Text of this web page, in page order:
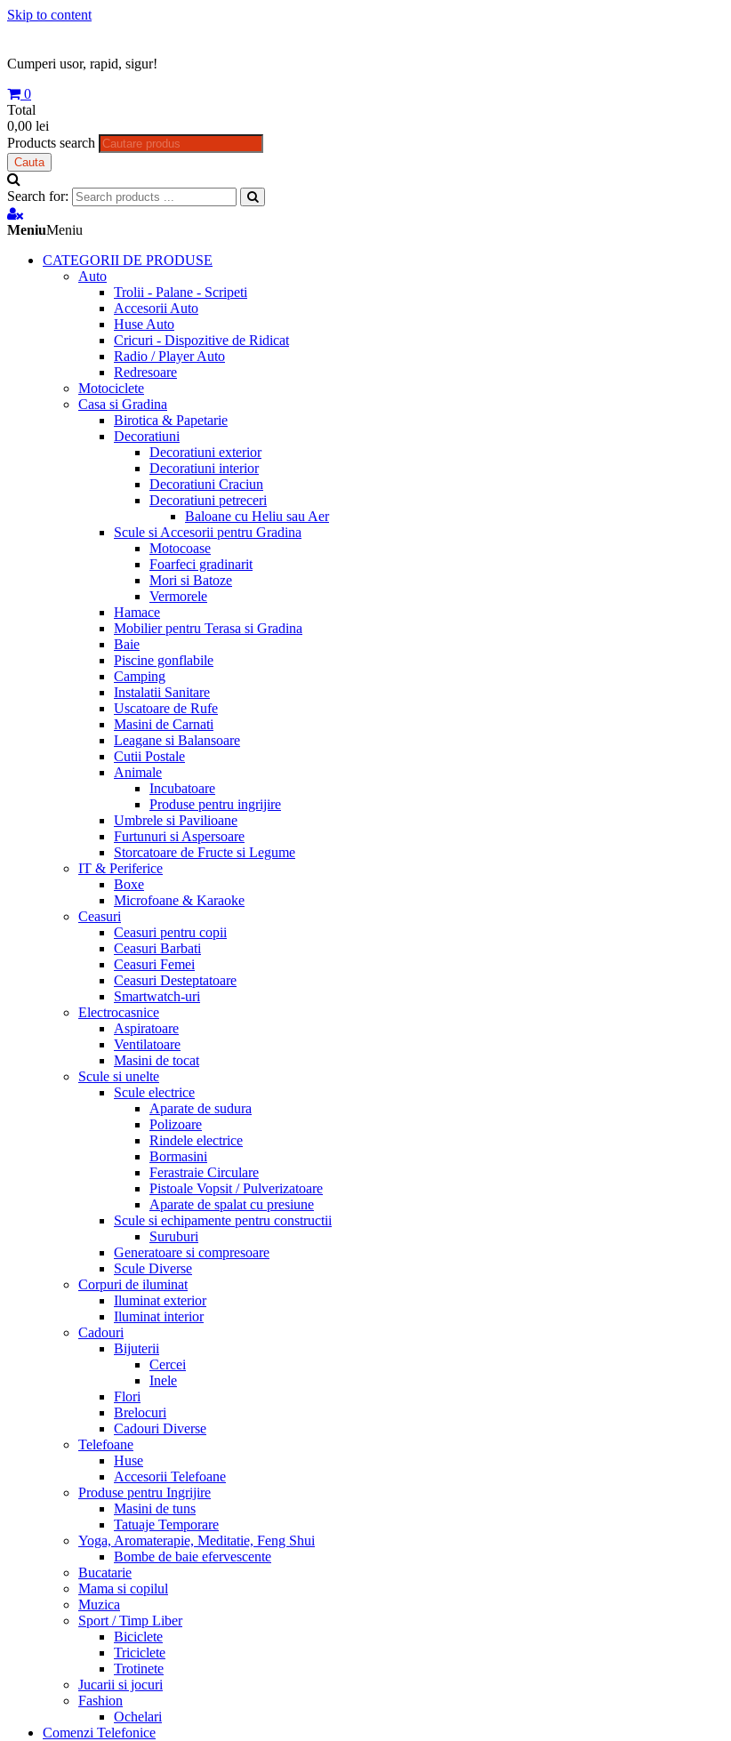
Skip to content
Cumperi usor, rapid, sigur!
0
Total
0,00 lei
Products search
Cauta
Search for:
MeniuMeniu
CATEGORII DE PRODUSE
Auto
Trolii - Palane - Scripeti
Accesorii Auto
Huse Auto
Cricuri - Dispozitive de Ridicat
Radio / Player Auto
Redresoare
Motociclete
Casa si Gradina
Birotica & Papetarie
Decoratiuni
Decoratiuni exterior
Decoratiuni interior
Decoratiuni Craciun
Decoratiuni petreceri
Baloane cu Heliu sau Aer
Scule si Accesorii pentru Gradina
Motocoase
Foarfeci gradinarit
Mori si Batoze
Vermorele
Hamace
Mobilier pentru Terasa si Gradina
Baie
Piscine gonflabile
Camping
Instalatii Sanitare
Uscatoare de Rufe
Masini de Carnati
Leagane si Balansoare
Cutii Postale
Animale
Incubatoare
Produse pentru ingrijire
Umbrele si Pavilioane
Furtunuri si Aspersoare
Storcatoare de Fructe si Legume
IT & Periferice
Boxe
Microfoane & Karaoke
Ceasuri
Ceasuri pentru copii
Ceasuri Barbati
Ceasuri Femei
Ceasuri Desteptatoare
Smartwatch-uri
Electrocasnice
Aspiratoare
Ventilatoare
Masini de tocat
Scule si unelte
Scule electrice
Aparate de sudura
Polizoare
Rindele electrice
Bormasini
Ferastraie Circulare
Pistoale Vopsit / Pulverizatoare
Aparate de spalat cu presiune
Scule si echipamente pentru constructii
Suruburi
Generatoare si compresoare
Scule Diverse
Corpuri de iluminat
Iluminat exterior
Iluminat interior
Cadouri
Bijuterii
Cercei
Inele
Flori
Brelocuri
Cadouri Diverse
Telefoane
Huse
Accesorii Telefoane
Produse pentru Ingrijire
Masini de tuns
Tatuaje Temporare
Yoga, Aromaterapie, Meditatie, Feng Shui
Bombe de baie efervescente
Bucatarie
Mama si copilul
Muzica
Sport / Timp Liber
Biciclete
Triciclete
Trotinete
Jucarii si jocuri
Fashion
Ochelari
Comenzi Telefonice